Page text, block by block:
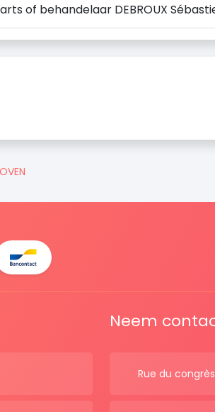
of behandelaar DEBROUX
Neem
Rue du